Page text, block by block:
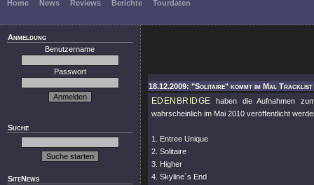
Home News Reviews Berichte Tourdaten
Anmeldung
Benutzername
Passwort
Suche
SiteNews
18.12.2009: "Solitaire" kommt im Mai.
EDENBRIDGE haben die Aufnahmen
wahrscheinlich im Mai 2010 veröffentlicht
1. Entree Unique
2. Solitaire
3. Higher
4. Skyline´s End